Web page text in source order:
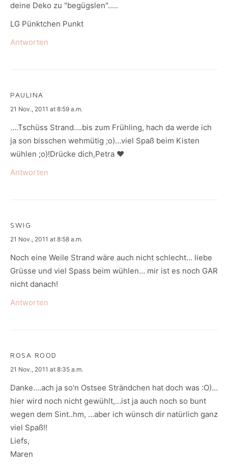
deine Deko zu "begügslen"…..
LG Pünktchen Punkt
Antworten
PAULINA
says:
21 Nov., 2011 at 8:59 a.m.
….Tschüss Strand….bis zum Frühling, hach da werde ich
ja son bisschen wehmütig ;o)…viel Spaß beim Kisten
wühlen ;o)!Drücke dich,Petra ♥
Antworten
SWIG
says:
21 Nov., 2011 at 8:58 a.m.
Noch eine Weile Strand wäre auch nicht schlecht… liebe
Grüsse und viel Spass beim wühlen… mir ist es noch GAR
nicht danach!
Antworten
ROSA ROOD
says:
21 Nov., 2011 at 8:35 a.m.
Danke….ach ja so'n Ostsee Strändchen hat doch was :O)…
hier wird noch nicht gewühlt,…ist ja auch noch so bunt
wegen dem Sint..hm, …aber ich wünsch dir natürlich ganz
viel Spaß!!
Liefs,
Maren